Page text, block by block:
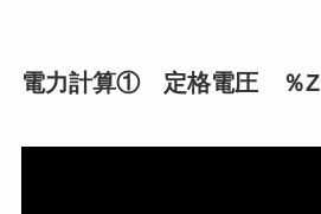
電力計算① 定格電圧 ％Z